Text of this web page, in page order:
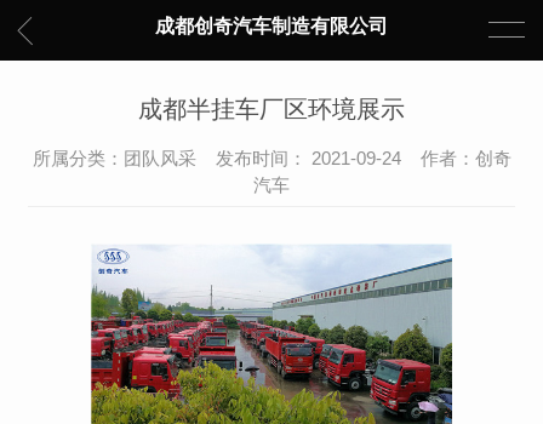
成都创奇汽车制造有限公司
成都半挂车厂区环境展示
所属分类：团队风采 发布时间： 2021-09-24 作者：创奇
汽车